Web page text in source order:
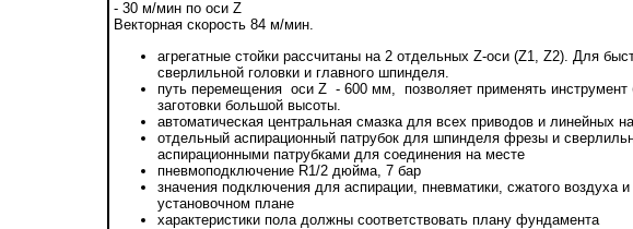
- 30 м/мин по оси Z
Векторная скорость 84 м/мин.
агрегатные стойки рассчитаны на 2 отдельных Z-оси (Z1, Z2). Для
сверлильной головки и главного шпинделя.
путь перемещения оси Z - 600 мм, позволяет применять
заготовки большой высоты.
автоматическая центральная смазка для всех приводов и линейных
отдельный аспирационный патрубок для шпинделя фрезы и
аспирационными патрубками для соединения на месте
пневмоподключение R1/2 дюйма, 7 бар
значения подключения для аспирации, пневматики, сжатого воздуха
установочном плане
характеристики пола должны соответствовать плану фундамента